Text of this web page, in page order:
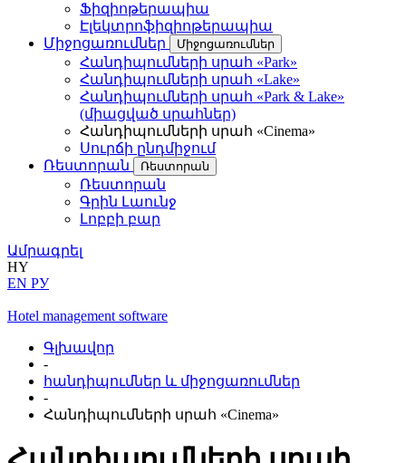
Ֆիզիոթերապիա
Էլեկտրոֆիզիոթերապիա
Միջոցառումներ
Միջոցառումներ
Հանդիպումների սրահ «Park»
Հանդիպումների սրահ «Lake»
Հանդիպումների սրահ «Park & Lake»
(միացված սրահներ)
Հանդիպումների սրահ «Cinema»
Սուրճի ընդմիջում
Ռեստորան
Ռեստորան
Ռեստորան
Գրին Լաունջ
Լոբբի բար
Ամրագրել
HY
EN РУ
Hotel management software
Գլխավոր
-
հանդիպումներ և միջոցառումներ
-
Հանդիպումների սրահ «Cinema»